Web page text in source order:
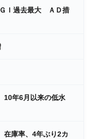
Ｉ過去最大 ＡＤ措
年6月以来の低水
庫率、4年ぶり2カ